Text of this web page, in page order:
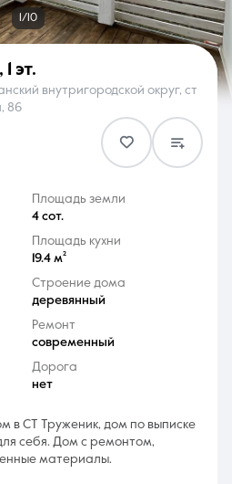
Контакты
297-00-00
с 08:30 до 20:00
1/10
, 1 эт.
внутригородской округ, ст
86
Площадь земли
4 сот.
Площадь кухни
19.4 м²
Строение дома
деревянный
Ремонт
современный
Дорога
нет
в СТ Труженик, дом по выписке
себя. Дом с ремонтом,
материалы.